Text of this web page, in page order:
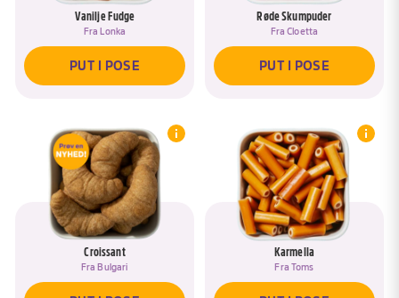
Vanilje Fudge
Fra Lonka
PUT I POSE
Røde Skumpuder
FraCloetta
PUT I POSE
Croissant
Fra Bulgari
Karmella
Fra Toms